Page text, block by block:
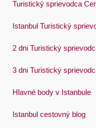
Turistický sprievodca
Istanbul Turistický
2 dni Turistický
3 dni Turistický
Hlavné body v Istanbule
Istanbul cestovný blog